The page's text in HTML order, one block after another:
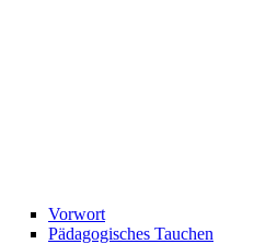
Vorwort
Pädagogisches Tauchen